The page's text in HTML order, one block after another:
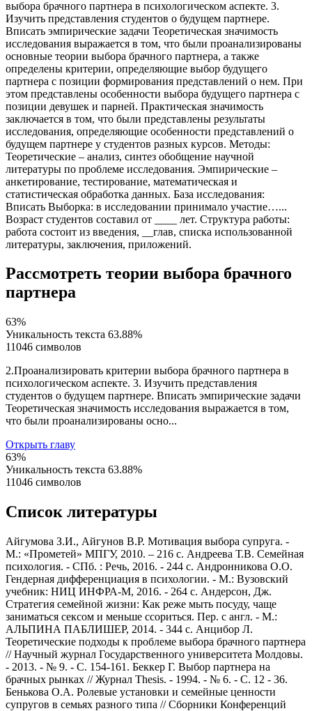
выбора брачного партнера в психологическом аспекте. 3.
Изучить представления студентов о будущем партнере.
Вписать эмпирические задачи Теоретическая значимость
исследования выражается в том, что были проанализированы
основные теории выбора брачного партнера, а также
определены критерии, определяющие выбор будущего
партнера с позиции формирования представлений о нем. При
этом представлены особенности выбора будущего партнера с
позиции девушек и парней. Практическая значимость
заключается в том, что были представлены результаты
исследования, определяющие особенности представлений о
будущем партнере у студентов разных курсов. Методы:
Теоретические – анализ, синтез обобщение научной
литературы по проблеме исследования. Эмпирические –
анкетирование, тестирование, математическая и
статистическая обработка данных. База исследования:
Вписать Выборка: в исследовании принимало участие…...
Возраст студентов составил от ____ лет. Структура работы:
работа состоит из введения, __глав, списка использованной
литературы, заключения, приложений.
Рассмотреть теории выбора брачного
партнера
63%
Уникальность текста 63.88%
11046 символов
2.Проанализировать критерии выбора брачного партнера в
психологическом аспекте. 3. Изучить представления
студентов о будущем партнере. Вписать эмпирические задачи
Теоретическая значимость исследования выражается в том,
что были проанализированы осно...
Открыть главу
63%
Уникальность текста 63.88%
11046 символов
Список литературы
Айгумова З.И., Айгунов В.Р. Мотивация выбора супруга. -
М.: «Прометей» МПГУ, 2010. – 216 с. Андреева Т.В. Семейная
психология. - СПб. : Речь, 2016. - 244 с. Андронникова О.О.
Гендерная дифференциация в психологии. - М.: Вузовский
учебник: НИЦ ИНФРА-М, 2016. - 264 с. Андерсон, Дж.
Стратегия семейной жизни: Как реже мыть посуду, чаще
заниматься сексом и меньше ссориться. Пер. с англ. - М.:
АЛЬПИНА ПАБЛИШЕР, 2014. - 344 с. Анцибор Л.
Теоретические подходы к проблеме выбора брачного партнера
// Научный журнал Государственного университета Молдовы.
- 2013. - № 9. - С. 154-161. Беккер Г. Выбор партнера на
брачных рынках // Журнал Thesis. - 1994. - № 6. - С. 12 - 36.
Бенькова О.А. Ролевые установки и семейные ценности
супругов в семьях разного типа // Сборники Конференций